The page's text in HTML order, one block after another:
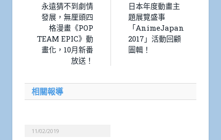
永遠猜不到劇情
發展，無厘頭四
格漫畫《POP
TEAM EPIC》動
畫化，10月新番
放送！
日本年度動畫主
題展覽盛事
「AnimeJapan
2017」活動回顧
圖輯！
相關報導
11/02/2019